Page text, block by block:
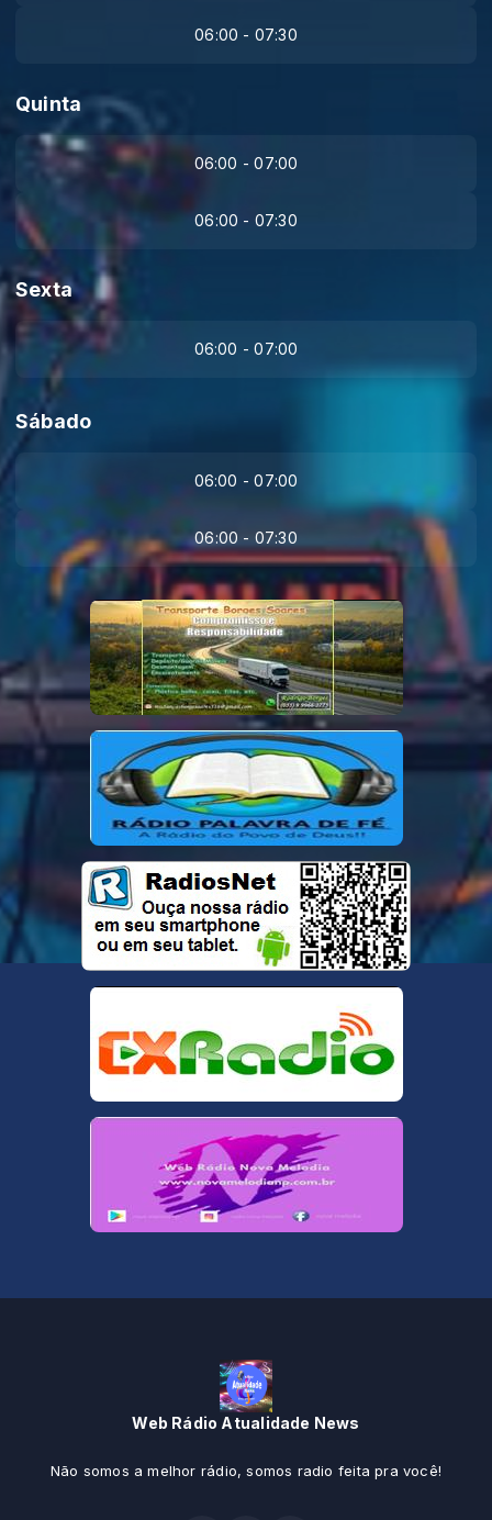
06:00 - 07:30
Quinta
06:00 - 07:00
06:00 - 07:30
Sexta
06:00 - 07:00
Sábado
06:00 - 07:00
06:00 - 07:30
Web Rádio Atualidade News
Não somos a melhor rádio, somos radio feita pra você!